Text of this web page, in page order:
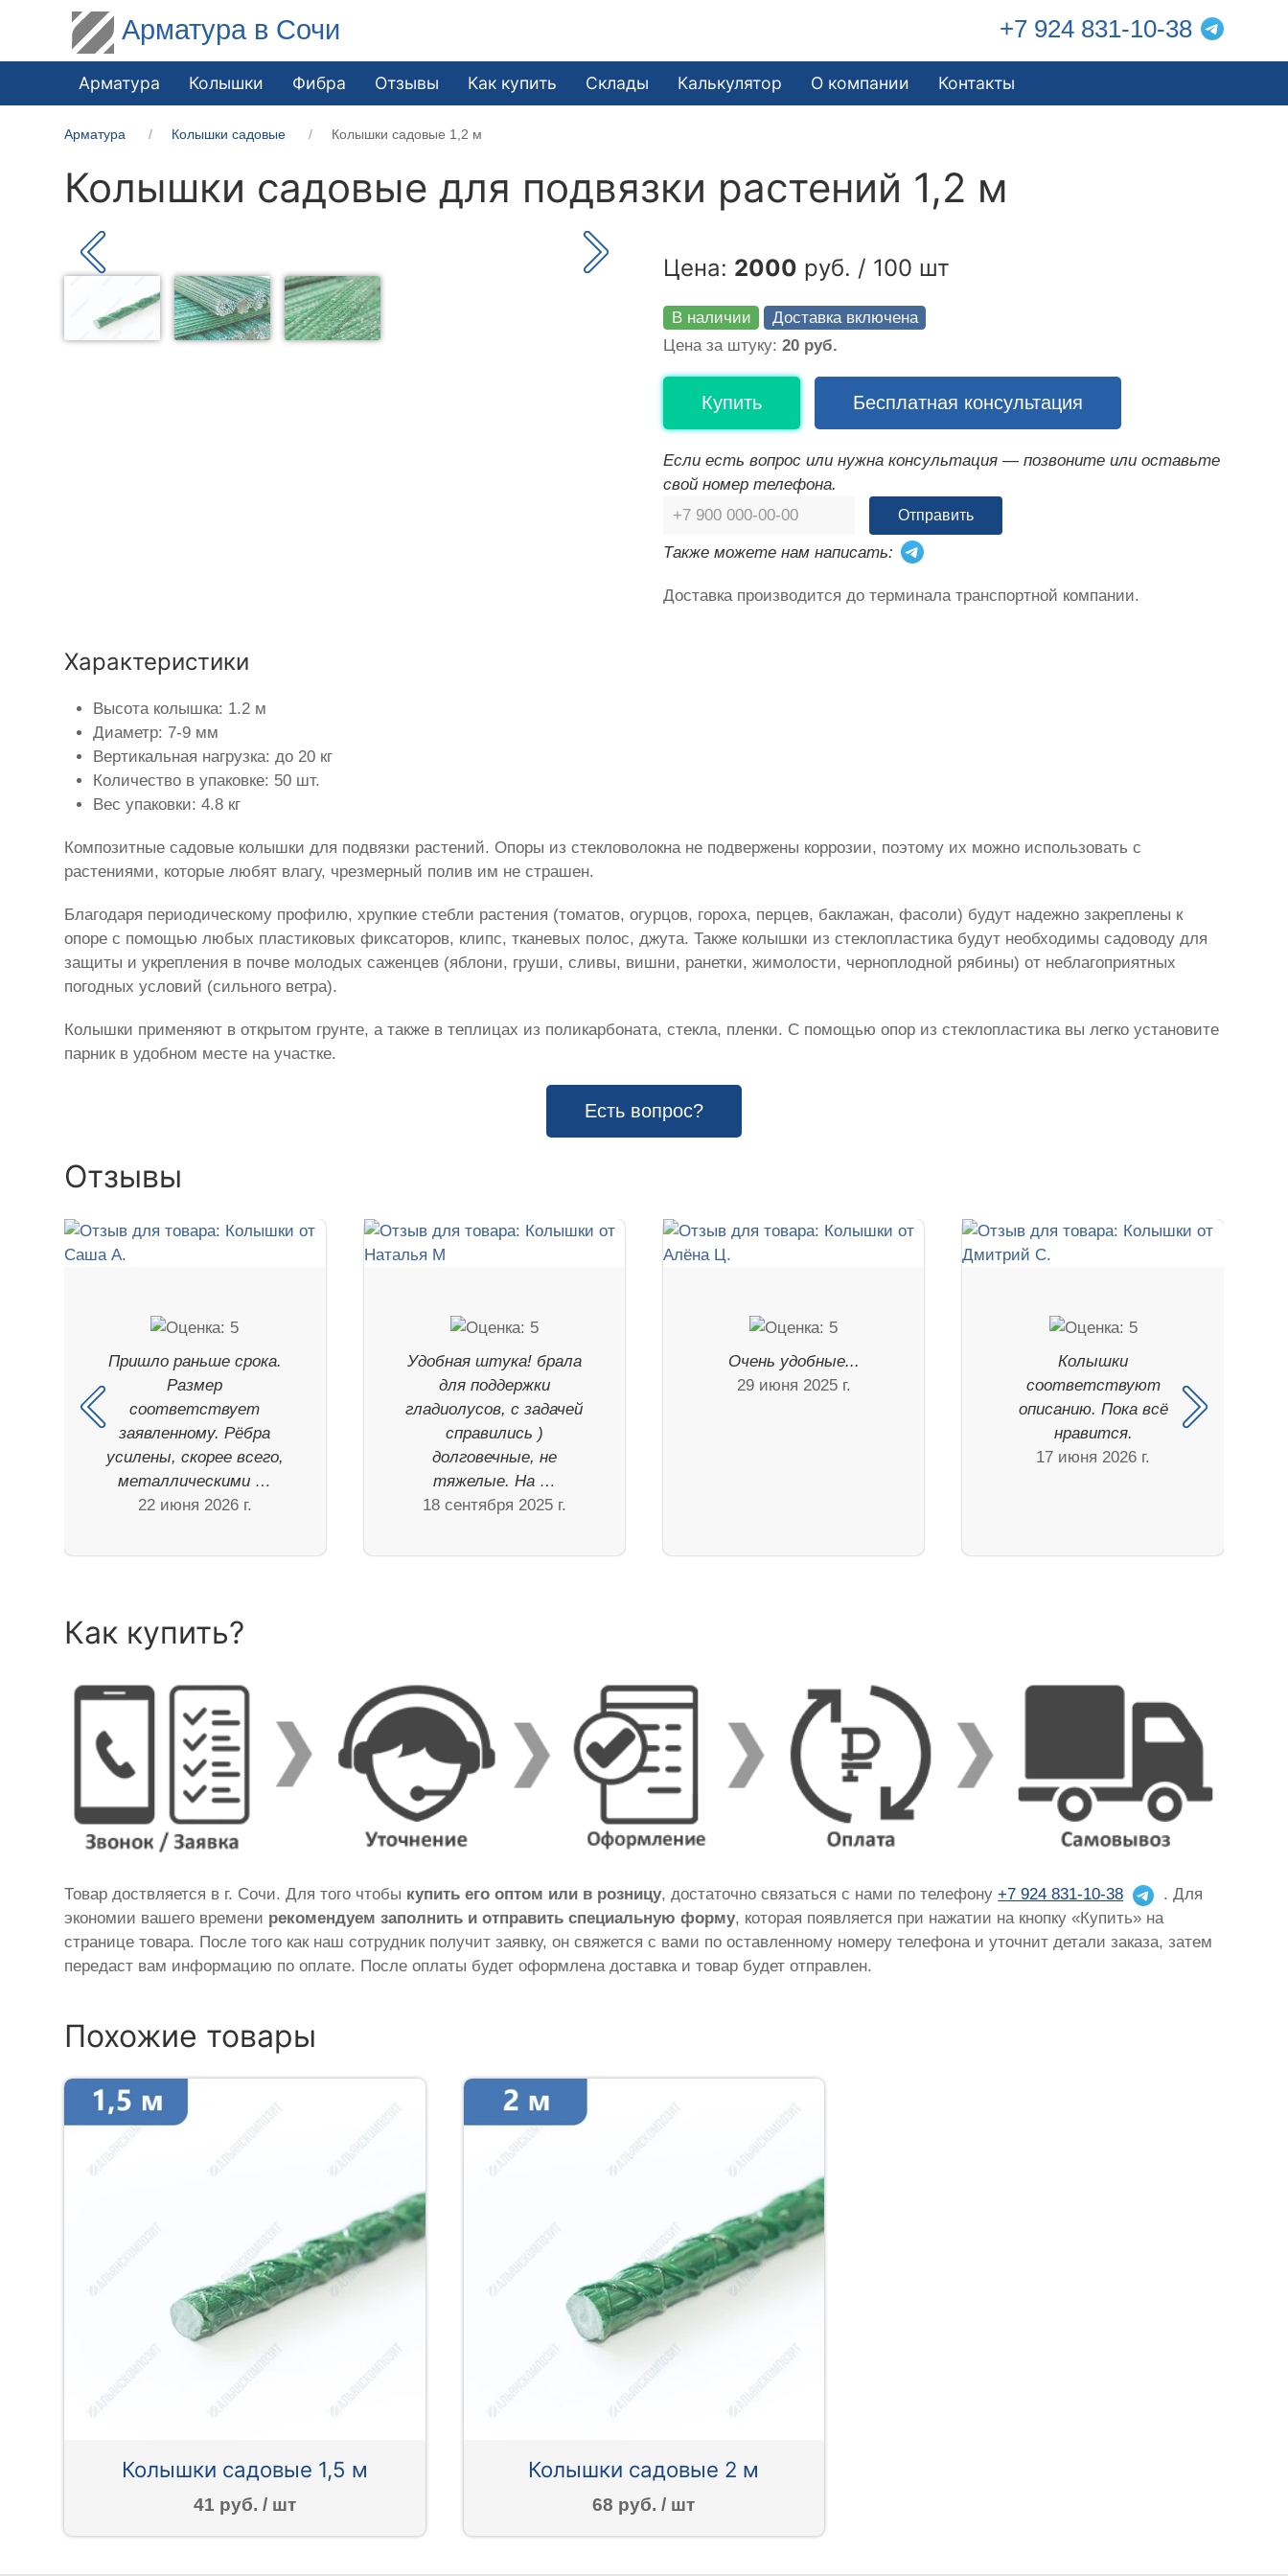
Арматура в Сочи +7 924 831-10-38
Арматура Колышки Фибра Отзывы Как купить Склады Калькулятор О компании Контакты
Арматура Колышки садовые Колышки садовые 1,2 м
Колышки садовые для подвязки растений 1,2 м
Цена: 2000 руб. / 100 шт
В наличии
Доставка включена
Цена за штуку: 20 руб.
Купить Бесплатная консультация
Если есть вопрос или нужна консультация — позвоните или оставьте
свой номер телефона.
Отправить
Также можете нам написать:
Доставка производится до терминала транспортной компании.
Характеристики
Высота колышка: 1.2 м
Диаметр: 7-9 мм
Вертикальная нагрузка: до 20 кг
Количество в упаковке: 50 шт.
Вес упаковки: 4.8 кг
Композитные садовые колышки для подвязки растений. Опоры из стекловолокна не подвержены коррозии, поэтому их можно использовать с
растениями, которые любят влагу, чрезмерный полив им не страшен.
Благодаря периодическому профилю, хрупкие стебли растения (томатов, огурцов, гороха, перцев, баклажан, фасоли) будут надежно закреплены к
опоре с помощью любых пластиковых фиксаторов, клипс, тканевых полос, джута. Также колышки из стеклопластика будут необходимы садоводу для
защиты и укрепления в почве молодых саженцев (яблони, груши, сливы, вишни, ранетки, жимолости, черноплодной рябины) от неблагоприятных
погодных условий (сильного ветра).
Колышки применяют в открытом грунте, а также в теплицах из поликарбоната, стекла, пленки. С помощью опор из стеклопластика вы легко установите
парник в удобном месте на участке.
Есть вопрос?
Отзывы
Пришло раньше срока.
Размер
соответствует
заявленному. Рёбра
усилены, скорее всего,
металлическими …
22 июня 2026 г.
Удобная штука! брала
для поддержки
гладиолусов, с задачей
справились )
долговечные, не
тяжелые. На …
18 сентября 2025 г.
Очень удобные...
29 июня 2025 г.
Колышки
соответствуют
описанию. Пока всё
нравится.
17 июня 2026 г.
Как купить?
Товар доствляется в г. Сочи. Для того чтобы купить его оптом или в розницу, достаточно связаться с нами по телефону+7 924 831-10-38
. Для
экономии вашего времени рекомендуем заполнить и отправить специальную форму, которая появляется при нажатии на кнопку «Купить» на
странице товара. После того как наш сотрудник получит заявку, он свяжется с вами по оставленному номеру телефона и уточнит детали заказа, затем
передаст вам информацию по оплате. После оплаты будет оформлена доставка и товар будет отправлен.
Похожие товары
Колышки садовые 1,5 м
41 руб. / шт
Колышки садовые 2 м
68 руб. / шт